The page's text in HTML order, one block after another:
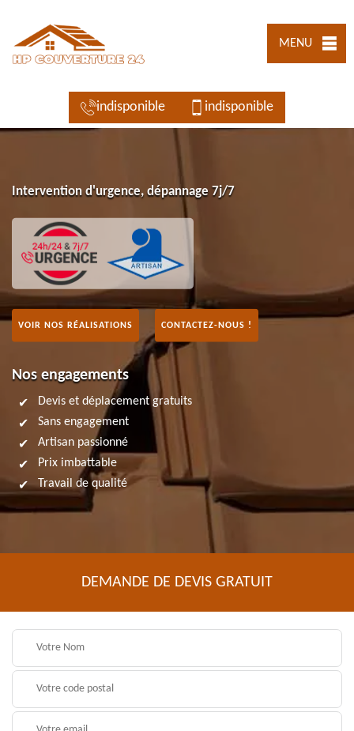
MENU
indisponible indisponible
Intervention d'urgence, dépannage 7j/7
VOIR NOS RÉALISATIONS CONTACTEZ-NOUS !
Nos engagements
Devis et déplacement gratuits
Sans engagement
Artisan passionné
Prix imbattable
Travail de qualité
DEMANDE DE DEVIS GRATUIT